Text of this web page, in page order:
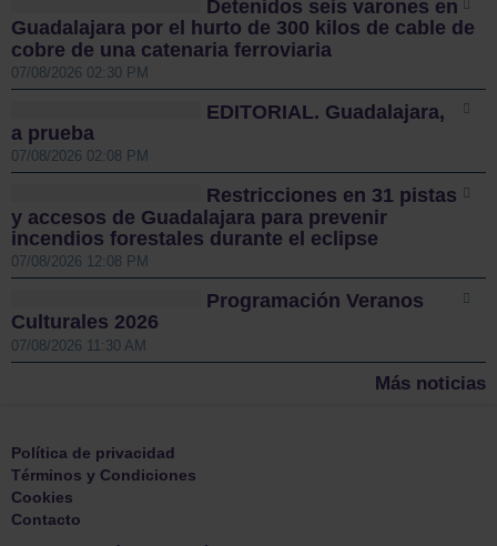
Detenidos seis varones en
Guadalajara por el hurto de 300 kilos de cable de
cobre de una catenaria ferroviaria
07/08/2026 02:30 PM
EDITORIAL. Guadalajara,
a prueba
07/08/2026 02:08 PM
Restricciones en 31 pistas
y accesos de Guadalajara para prevenir
incendios forestales durante el eclipse
07/08/2026 12:08 PM
Programación Veranos
Culturales 2026
07/08/2026 11:30 AM
Más noticias
Política de privacidad
Términos y Condiciones
Cookies
Contacto